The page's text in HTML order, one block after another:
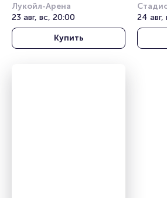
Лига
Лукойл-Арена
23 авг, вс, 20:00
Купить
Лига
24 авг,